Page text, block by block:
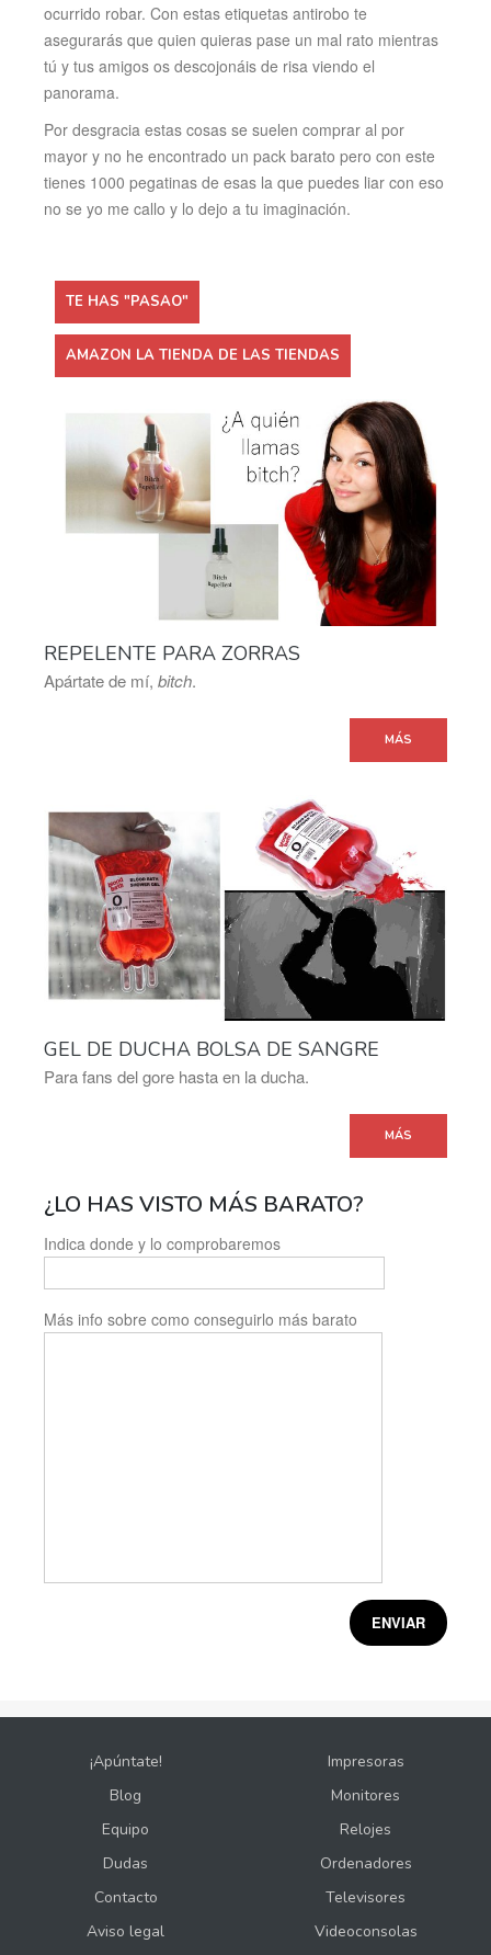
ocurrido robar. Con estas etiquetas antirobo te
asegurarás que quien quieras pase un mal rato mientras
tú y tus amigos os descojonáis de risa viendo el
panorama.
Por desgracia estas cosas se suelen comprar al por
mayor y no he encontrado un pack barato pero con este
tienes 1000 pegatinas de esas la que puedes liar con eso
no se yo me callo y lo dejo a tu imaginación.
TE HAS "PASAO"
AMAZON LA TIENDA DE LAS TIENDAS
REPELENTE PARA ZORRAS
Apártate de mí, bitch.
MÁS
GEL DE DUCHA BOLSA DE SANGRE
Para fans del gore hasta en la ducha.
MÁS
¿LO HAS VISTO MÁS BARATO?
Indica donde y lo comprobaremos
Más info sobre como conseguirlo más barato
¡Apúntate!
Blog
Equipo
Dudas
Contacto
Aviso legal
Impresoras
Monitores
Relojes
Ordenadores
Televisores
Videoconsolas